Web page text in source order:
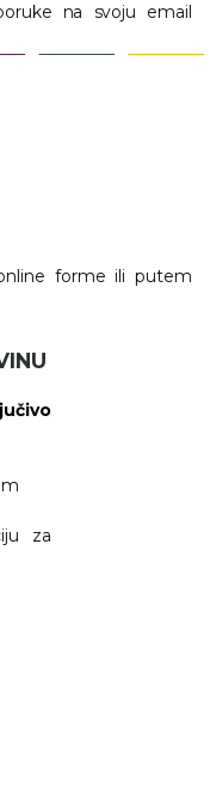
na svoju email
forme ili putem
za